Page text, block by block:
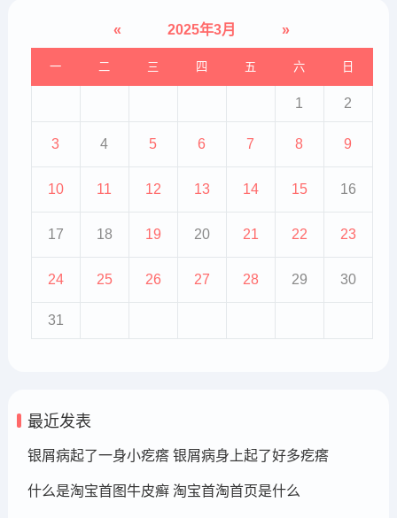
« 2025年3月 »
一 二 三 四 五 六 日
1 2
3 4 5 6 7 8 9
10 11 12 13 14 15 16
17 18 19 20 21 22 23
24 25 26 27 28 29 30
31
最近发表
银屑病起了一身小疙瘩 银屑病身上起了好多疙瘩
什么是淘宝首图牛皮癣 淘宝首淘首页是什么